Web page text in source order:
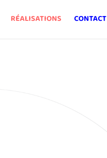
RÉALISATIONS CONTACT